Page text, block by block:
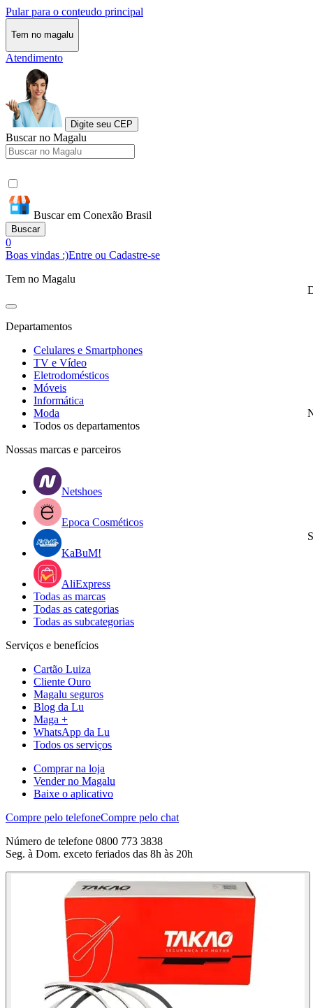
Pular para o conteudo principal
Tem no magalu
Atendimento
Digite seu CEP
Buscar no Magalu
Buscar em Conexão Brasil
Buscar
0
Boas vindas :)Entre ou Cadastre-se
Tem no Magalu
Departamentos
Celulares e Smartphones
TV e Vídeo
Eletrodomésticos
Móveis
Informática
Moda
Todos os departamentos
Nossas marcas e parceiros
Netshoes
Epoca Cosméticos
KaBuM!
AliExpress
Todas as marcas
Todas as categorias
Todas as subcategorias
Serviços e benefícios
Cartão Luiza
Cliente Ouro
Magalu seguros
Blog da Lu
Maga +
WhatsApp da Lu
Todos os serviços
Comprar na loja
Vender no Magalu
Baixe o aplicativo
Compre pelo telefoneCompre pelo chat
Número de telefone 0800 773 3838
Seg. à Dom. exceto feriados das 8h às 20h